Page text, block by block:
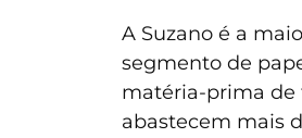
A Suzano é a
segmento de
matéria-prima de
abastecem mais